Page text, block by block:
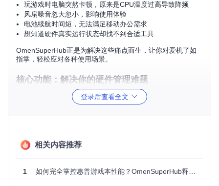
玩游戏时电脑突然卡顿，原来是CPU温度过高导致降频
风扇噪音忽大忽小，影响使用体验
电池续航时间短，无法满足移动办公需求
想知道硬件真实运行状态却找不到合适工具
OmenSuperHub正是为解决这些痛点而生，让你对爱机了如
指掌，轻松应对各种使用场景。
核心功能：解决你的硬件管理难题
GPU：负载、温度和显存使用
内存
：实时占用率和可用空间
电池：剩余电量和健康度
登录后查看全文
相关内容推荐
1 如何完全掌控惠普游戏本性能？OmenSuperHub释放硬件潜能指南